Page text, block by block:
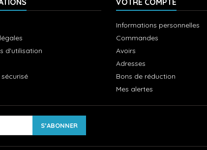
d'utilisation
VOTRE COMPTE
Informations personnelles
Commandes
Avoirs
Adresses
Bons de réduction
Mes alertes